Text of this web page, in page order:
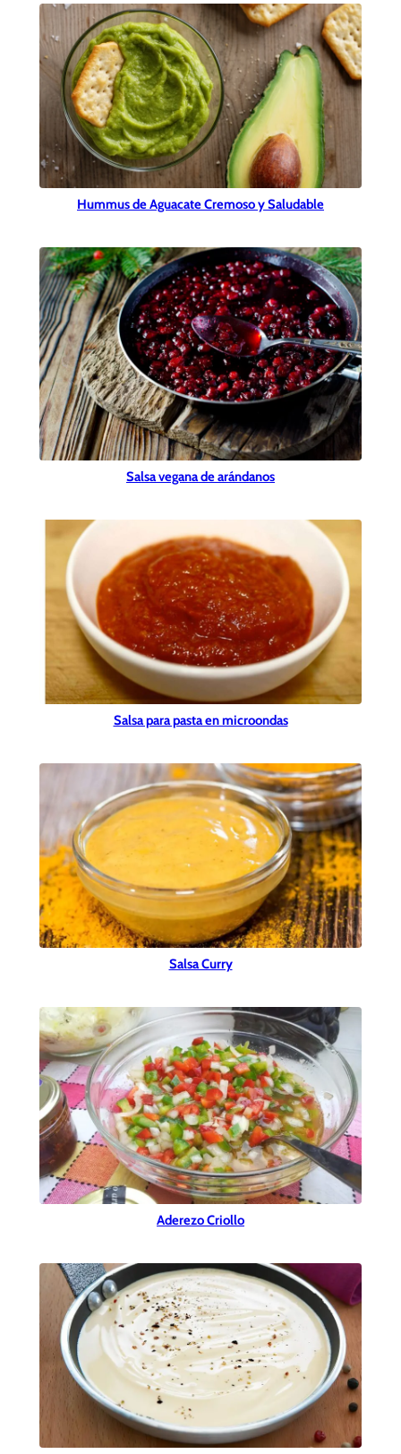
Hummus de Aguacate Cremoso y Saludable
Salsa vegana de arándanos
Salsa para pasta en microondas
Salsa Curry
Aderezo Criollo